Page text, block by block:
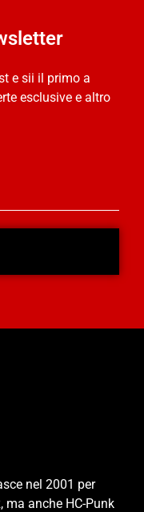
e sii il primo a
esclusive e altro
nel 2001 per
ma anche HC-Punk